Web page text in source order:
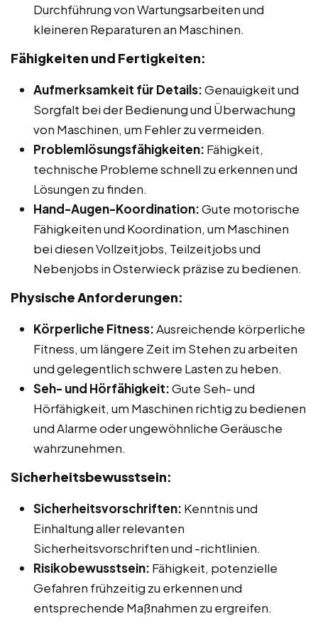
Durchführung von Wartungsarbeiten und
kleineren Reparaturen an Maschinen.
Fähigkeiten und Fertigkeiten:
Aufmerksamkeit für Details:Genauigkeit und
Sorgfalt bei der Bedienung und Überwachung
von Maschinen, um Fehler zu vermeiden.
Problemlösungsfähigkeiten: Fähigkeit,
technische Probleme schnell zu erkennen und
Lösungen zu finden.
Hand-Augen-Koordination:Gute motorische
Fähigkeiten und Koordination, um Maschinen
bei diesen Vollzeitjobs, Teilzeitjobs und
Nebenjobs in Osterwieck präzise zu bedienen.
Physische Anforderungen:
Körperliche Fitness:Ausreichende körperliche
Fitness, um längere Zeit im Stehen zu arbeiten
und gelegentlich schwere Lasten zu heben.
Seh- und Hörfähigkeit:Gute Seh- und
Hörfähigkeit, um Maschinen richtig zu bedienen
und Alarme oder ungewöhnliche Geräusche
wahrzunehmen.
Sicherheitsbewusstsein:
Sicherheitsvorschriften: Kenntnis und
Einhaltung aller relevanten
Sicherheitsvorschriften und -richtlinien.
Risikobewusstsein: Fähigkeit, potenzielle
Gefahren frühzeitig zu erkennen und
entsprechende Maßnahmen zu ergreifen.